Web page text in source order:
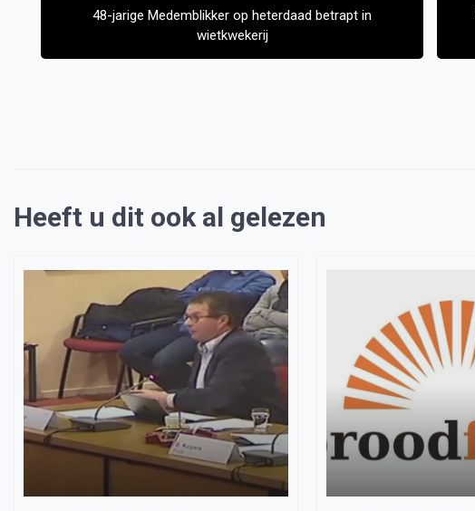
48-jarige Medemblikker op heterdaad betrapt in
wietkwekerij
Heeft u dit ook al gelezen